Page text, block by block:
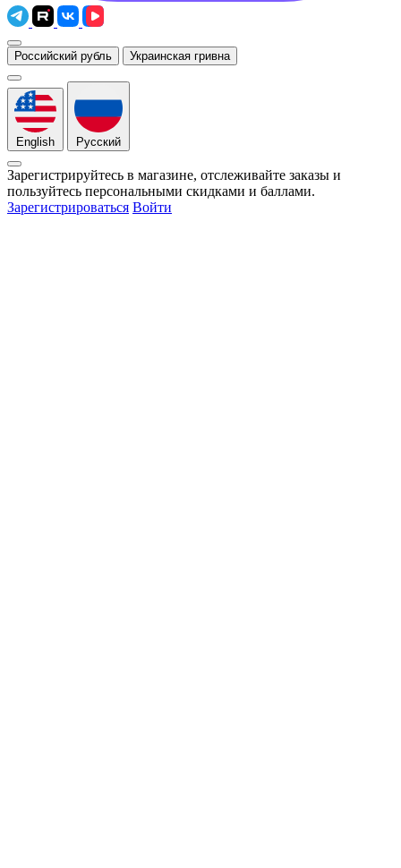
Российский рубль Украинская гривна
English Русский
Зарегистрируйтесь в магазине, отслеживайте заказы и
пользуйтесь персональными скидками и баллами.
Зарегистрироваться Войти